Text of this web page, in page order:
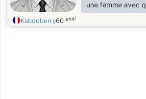
une femme avec
moments
la campagne. Je
Kabduberry60 anni